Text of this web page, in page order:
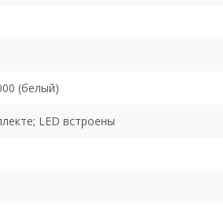
(белый)
LED встроены